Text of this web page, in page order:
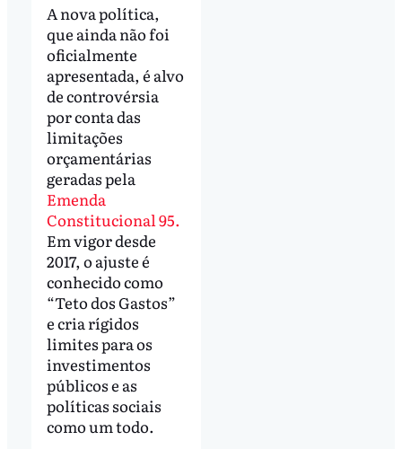
A nova política,
que ainda não foi
oficialmente
apresentada, é alvo
de controvérsia
por conta das
limitações
orçamentárias
geradas pela
Emenda
Constitucional 95.
Em vigor desde
2017, o ajuste é
conhecido como
“Teto dos Gastos”
e cria rígidos
limites para os
investimentos
públicos e as
políticas sociais
como um todo.